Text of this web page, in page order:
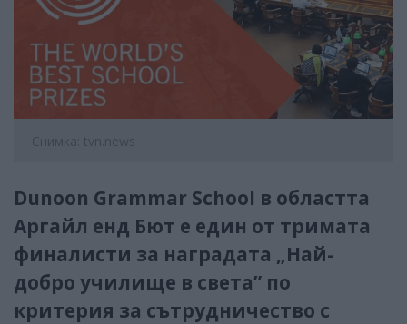
Снимка: tvn.news
Dunoon Grammar School в областта
Аргайл енд Бют е един от тримата
финалисти за наградата „Най-
добро училище в света” по
критерия за сътрудничество с